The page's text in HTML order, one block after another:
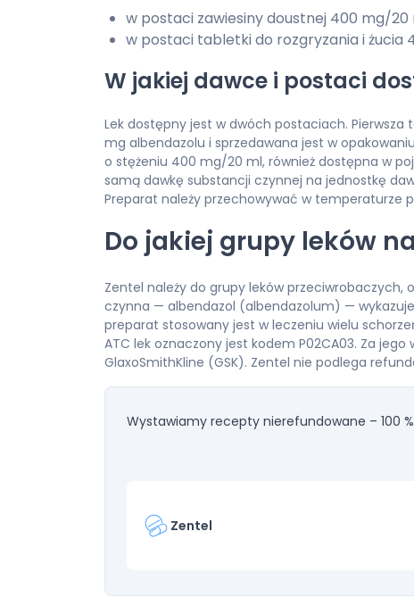
w postaci zawiesiny doustnej 400 mg/20
w postaci tabletki do rozgryzania i żucia
W jakiej dawce i postaci
Lek dostępny jest w dwóch postaciach.
mg albendazolu i sprzedawana jest w
o stężeniu 400 mg/20 ml, również dostępna w
samą dawkę substancji czynnej na jednostkę
Preparat należy przechowywać w temperaturze
Do jakiej grupy leków
Zentel należy do grupy leków
czynna — albendazol (albendazolum) —
preparat stosowany jest w leczeniu wielu
ATC lek oznaczony jest kodem P02CA03. Za
GlaxoSmithKline (GSK). Zentel nie podlega
Wystawiamy recepty nierefundowane – 100
Zentel